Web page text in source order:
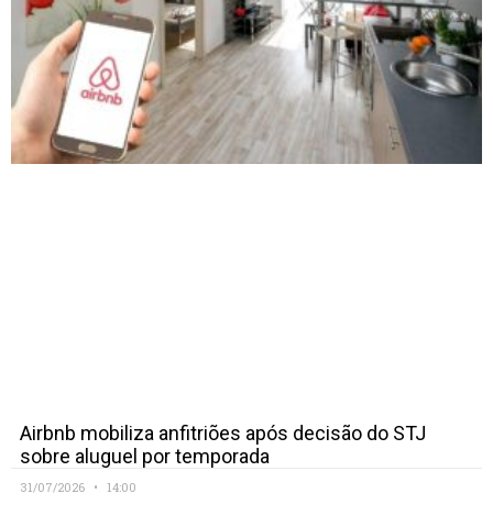
Airbnb mobiliza anfitriões após decisão do STJ
sobre aluguel por temporada
31/07/2026 14:00